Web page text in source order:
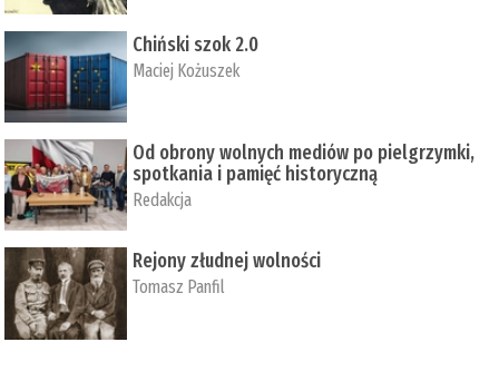
Chiński szok 2.0
Maciej Kożuszek
Od obrony wolnych mediów po pielgrzymki,
spotkania i pamięć historyczną
Redakcja
Rejony złudnej wolności
Tomasz Panfil